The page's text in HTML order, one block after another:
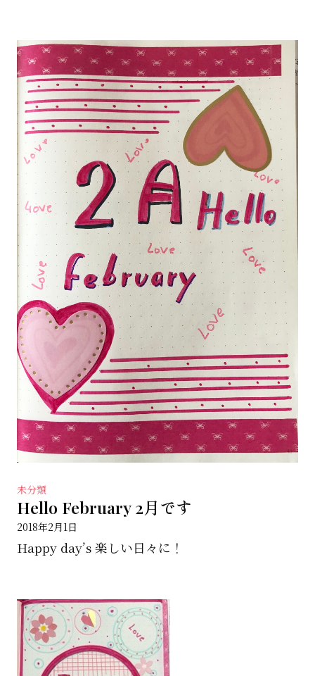
未分類
Hello February 2月です
2018年2月1日
Happy day’s 楽しい日々に！